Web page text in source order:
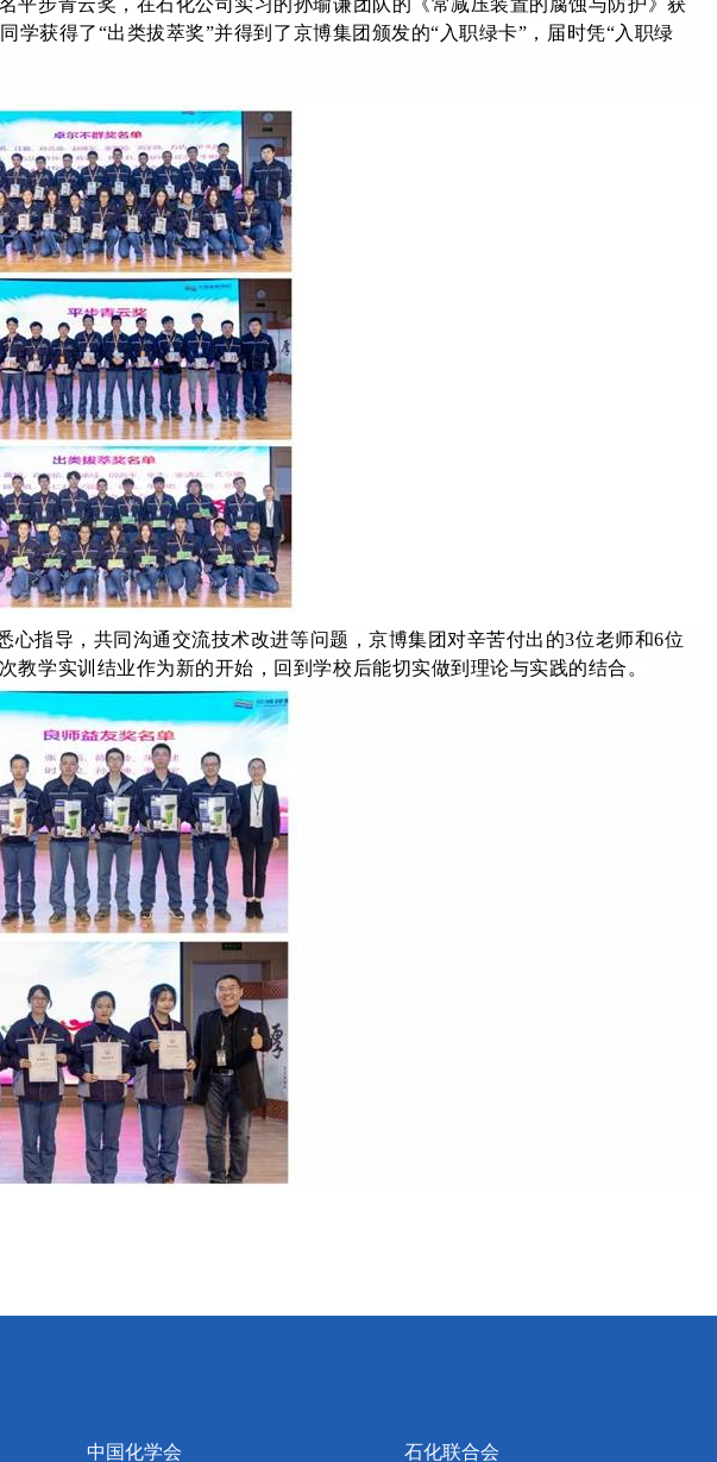
步青云奖，在石化公司实习的孙瑜谦团队的《常减压装置的腐蚀与防护》获
获得了“出类拔萃奖”并得到了京博集团颁发的“入职绿卡”，届时凭“入职绿
指导，共同沟通交流技术改进等问题，京博集团对辛苦付出的3位老师和6位
学实训结业作为新的开始，回到学校后能切实做到理论与实践的结合。
中国化学会 石化联合会